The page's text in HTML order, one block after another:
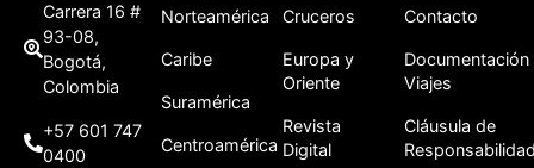
Carrera 16 #
93-08,
Bogotá,
Colombia
+57 601 747
0400
Norteamérica
Caribe
Suramérica
Centroamérica
Cruceros
Europa y
Oriente
Revista
Digital
Contacto
Documentación
Viajes
Cláusula de